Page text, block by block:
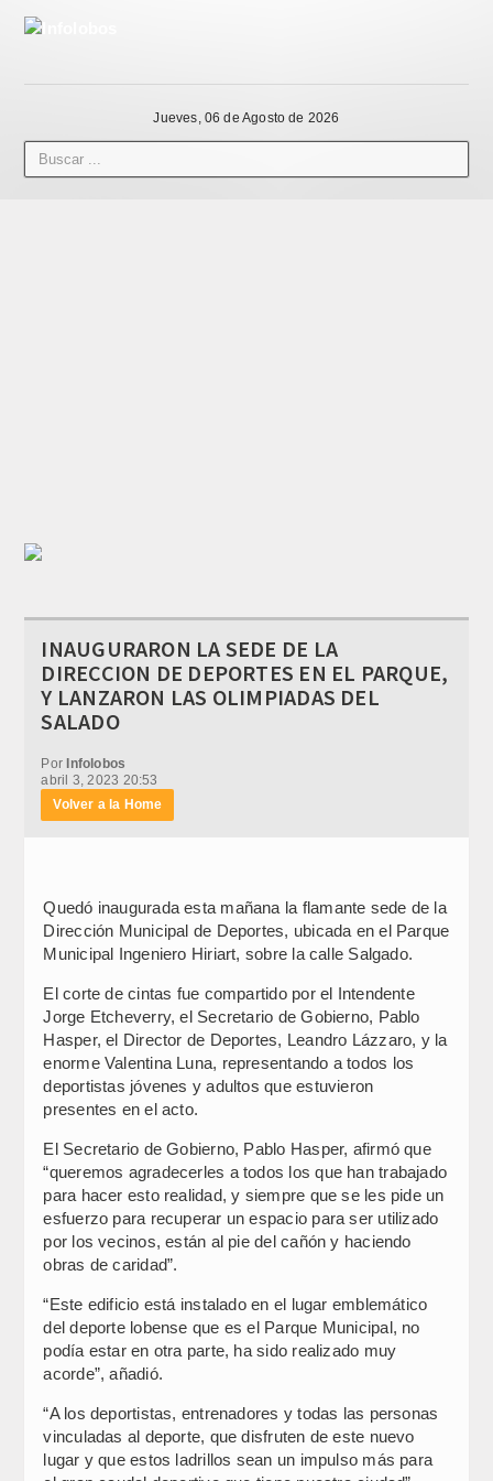
Jueves, 06 de Agosto de 2026
INAUGURARON LA SEDE DE LA
DIRECCION DE DEPORTES EN EL PARQUE,
Y LANZARON LAS OLIMPIADAS DEL
SALADO
Por Infolobos
abril 3, 2023 20:53
Volver a la Home
Quedó inaugurada esta mañana la flamante sede de la
Dirección Municipal de Deportes, ubicada en el Parque
Municipal Ingeniero Hiriart, sobre la calle Salgado.
El corte de cintas fue compartido por el Intendente
Jorge Etcheverry, el Secretario de Gobierno, Pablo
Hasper, el Director de Deportes, Leandro Lázzaro, y la
enorme Valentina Luna, representando a todos los
deportistas jóvenes y adultos que estuvieron
presentes en el acto.
El Secretario de Gobierno, Pablo Hasper, afirmó que
“queremos agradecerles a todos los que han trabajado
para hacer esto realidad, y siempre que se les pide un
esfuerzo para recuperar un espacio para ser utilizado
por los vecinos, están al pie del cañón y haciendo
obras de caridad”.
“Este edificio está instalado en el lugar emblemático
del deporte lobense que es el Parque Municipal, no
podía estar en otra parte, ha sido realizado muy
acorde”, añadió.
“A los deportistas, entrenadores y todas las personas
vinculadas al deporte, que disfruten de este nuevo
lugar y que estos ladrillos sean un impulso más para